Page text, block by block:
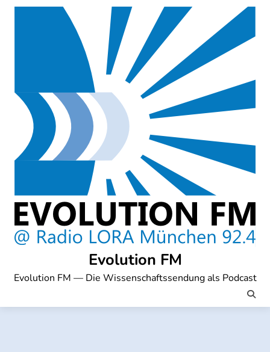
Skip
Evolution FM
Evolution FM — Die Wissenschaftssendung als Podcast